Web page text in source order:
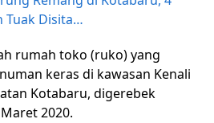
Tuak Disita…
rumah toko (ruko) yang
keras di kawasan Kenali
Kotabaru, digerebek
2020.